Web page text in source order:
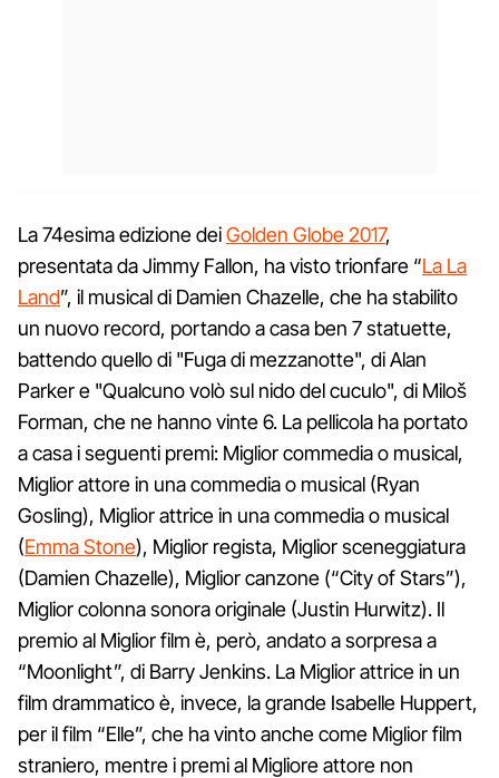
La 74esima edizione deiGolden Globe 2017,
presentata da Jimmy Fallon, ha visto trionfare “La La
Land”, il musical di Damien Chazelle, che ha stabilito
un nuovo record, portando a casa ben 7 statuette,
battendo quello di "Fuga di mezzanotte", di Alan
Parker e "Qualcuno volò sul nido del cuculo", di Miloš
Forman, che ne hanno vinte 6. La pellicola ha portato
a casa i seguenti premi: Miglior commedia o musical,
Miglior attore in una commedia o musical (Ryan
Gosling), Miglior attrice in una commedia o musical
(Emma Stone), Miglior regista, Miglior sceneggiatura
(Damien Chazelle), Miglior canzone (“City of Stars”),
Miglior colonna sonora originale (Justin Hurwitz). Il
premio al Miglior film è, però, andato a sorpresa a
“Moonlight”, di Barry Jenkins. La Miglior attrice in un
film drammatico è, invece, la grande Isabelle Huppert,
per il film “Elle”, che ha vinto anche come Miglior film
straniero, mentre i premi al Migliore attore non